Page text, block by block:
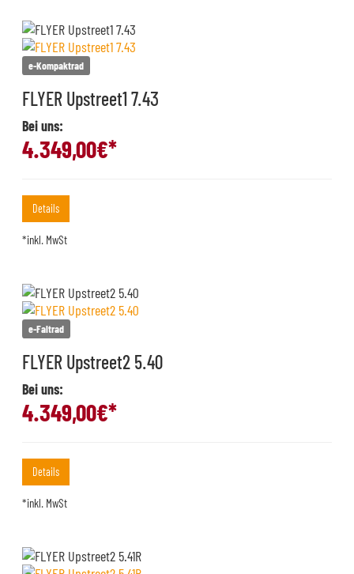
e-Kompaktrad
FLYER Upstreet1 7.43
Bei uns:
4.349,00€*
Details
*inkl. MwSt
e-Faltrad
FLYER Upstreet2 5.40
Bei uns:
4.349,00€*
Details
*inkl. MwSt